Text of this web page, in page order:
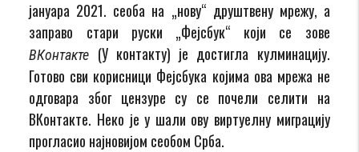
јануара 2021. сеоба на „нову“ друштвену мрежу, а
заправо стари руски „Фејсбук“ који се зове
ВКонтакте (У контакту) је достигла кулминацију.
Готово сви корисници Фејсбука којима ова мрежа не
одговара због цензуре су се почели селити на
ВКонтакте. Неко је у шали ову виртуелну миграцију
прогласио најновијом сеобом Срба.